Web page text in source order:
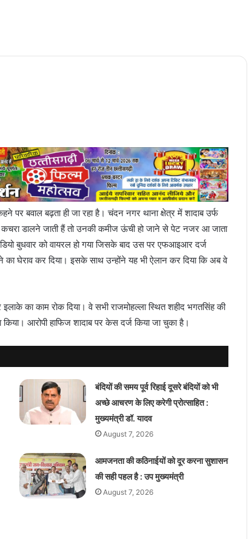
पर बवाल बढ़ता ही जा रहा है। चंदन नगर थाना क्षेत्र में शादाब उर्फ
कचरा डालने जाती हैं तो उनकी कमीज ऊंची हो जाने से पेट नजर आ जाता
बुधवार को वायरल हो गया जिसके बाद उस पर एफआइआर दर्ज
घेराव कर दिया। इसके साथ उन्होंने यह भी ऐलान कर दिया कि अब वे
का काम रोक दिया। वे सभी राजमोहल्ला स्थित शहीद भगतसिंह की
आरोपी हाफिज शादाब पर केस दर्ज किया जा चुका है।
बंदियों की समय पूर्व रिहाई दूसरे बंदियों को भी
अच्छे आचरण के लिए करेगी प्रोत्साहित :
मुख्यमंत्री डॉ. यादव
August 7, 2026
आमजनता की कठिनाईयों को दूर करना सुशासन
की सही पहल है : उप मुख्यमंत्री
August 7, 2026